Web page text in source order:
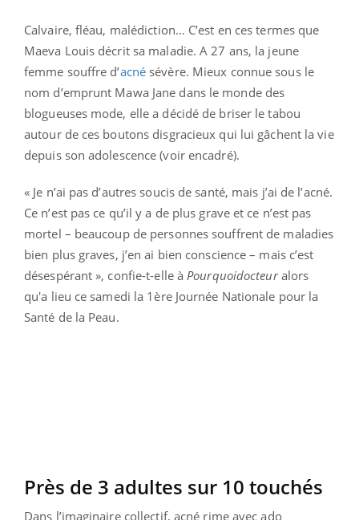
Calvaire, fléau, malédiction… C’est en ces termes que
Maeva Louis décrit sa maladie. A 27 ans, la jeune
femme souffre d’acné sévère. Mieux connue sous le
nom d’emprunt Mawa Jane dans le monde des
blogueuses mode, elle a décidé de briser le tabou
autour de ces boutons disgracieux qui lui gâchent la vie
depuis son adolescence (voir encadré).
« Je n’ai pas d’autres soucis de santé, mais j’ai de l’acné.
Ce n’est pas ce qu’il y a de plus grave et ce n’est pas
mortel – beaucoup de personnes souffrent de maladies
bien plus graves, j’en ai bien conscience – mais c’est
désespérant », confie-t-elle à Pourquoidocteuralors
qu'a lieu ce samedi la 1ère Journée Nationale pour la
Santé de la Peau.
Près de 3 adultes sur 10 touchés
Dans l’imaginaire collectif, acné rime avec ado